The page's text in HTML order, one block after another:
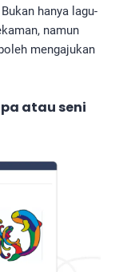
hanya lagu-
namun
mengajukan
atau seni